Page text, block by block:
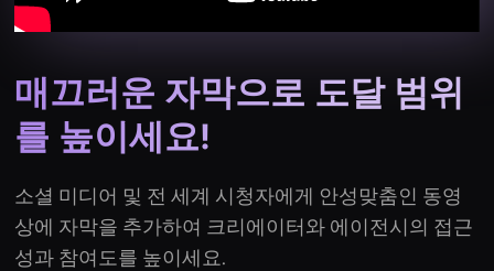
매끄러운 자막으로 도달 범위
를 높이세요!
소셜 미디어 및 전 세계 시청자에게 안성맞춤인 동영
상에 자막을 추가하여 크리에이터와 에이전시의 접근
성과 참여도를 높이세요.